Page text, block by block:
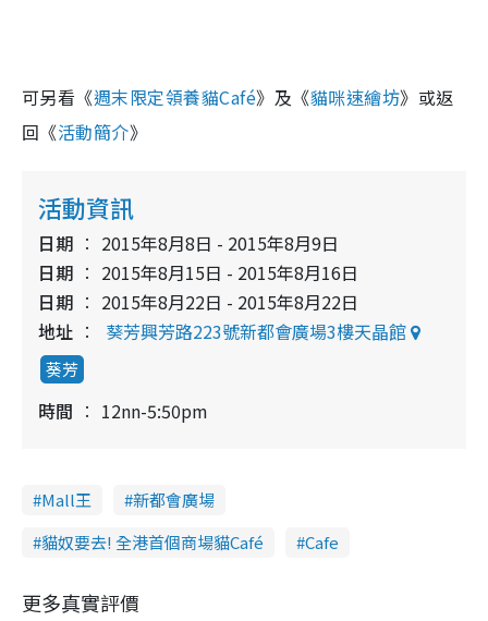
可另看《週末限定領養貓Café》及《貓咪速繪坊》或返
回《活動簡介》
活動資訊
日期
2015年8月8日 - 2015年8月9日
日期
2015年8月15日 - 2015年8月16日
日期
2015年8月22日 - 2015年8月22日
地址
葵芳興芳路223號新都會廣場3樓天晶館
葵芳
時間 12nn-5:50pm
Mall王
新都會廣場
貓奴要去! 全港首個商場貓Café
Cafe
更多真實評價